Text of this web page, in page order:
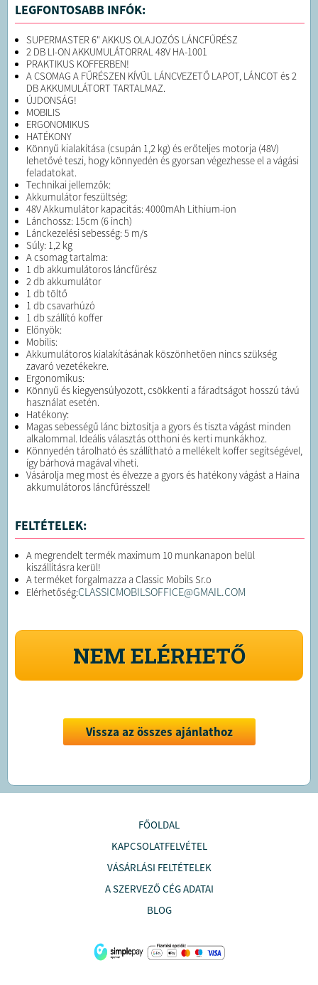
LEGFONTOSABB INFÓK:
SUPERMASTER 6" AKKUS OLAJOZÓS LÁNCFŰRÉSZ
2 DB LI-ON AKKUMULÁTORRAL 48V HA-1001
PRAKTIKUS KOFFERBEN!
A CSOMAG A FŰRÉSZEN KÍVÜL LÁNCVEZETŐ LAPOT, LÁNCOT és 2
DB AKKUMULÁTORT TARTALMAZ.
ÚJDONSÁG!
MOBILIS
ERGONOMIKUS
HATÉKONY
Könnyű kialakítása (csupán 1,2 kg) és erőteljes motorja (48V)
lehetővé teszi, hogy könnyedén és gyorsan végezhesse el a vágási
feladatokat.
Technikai jellemzők:
Akkumulátor feszültség:
48V Akkumulátor kapacitás: 4000mAh Lithium-ion
Lánchossz: 15cm (6 inch)
Lánckezelési sebesség: 5 m/s
Súly: 1,2 kg
A csomag tartalma:
1 db akkumulátoros láncfűrész
2 db akkumulátor
1 db töltő
1 db csavarhúzó
1 db szállító koffer
Előnyök:
Mobilis:
Akkumulátoros kialakításának köszönhetően nincs szükség
zavaró vezetékekre.
Ergonomikus:
Könnyű és kiegyensúlyozott, csökkenti a fáradtságot hosszú távú
használat esetén.
Hatékony:
Magas sebességű lánc biztosítja a gyors és tiszta vágást minden
alkalommal. Ideális választás otthoni és kerti munkákhoz.
Könnyedén tárolható és szállítható a mellékelt koffer segítségével,
így bárhová magával viheti.
Vásárolja meg most és élvezze a gyors és hatékony vágást a Haina
akkumulátoros láncfűrésszel!
FELTÉTELEK:
A megrendelt termék maximum 10 munkanapon belül
kiszállításra kerül!
A terméket forgalmazza a Classic Mobils Sr.o
Elérhetőség:CLASSICMOBILSOFFICE@GMAIL.COM
NEM ELÉRHETŐ
Vissza az összes ajánlathoz
FŐOLDAL
KAPCSOLATFELVÉTEL
VÁSÁRLÁSI FELTÉTELEK
A SZERVEZŐ CÉG ADATAI
BLOG